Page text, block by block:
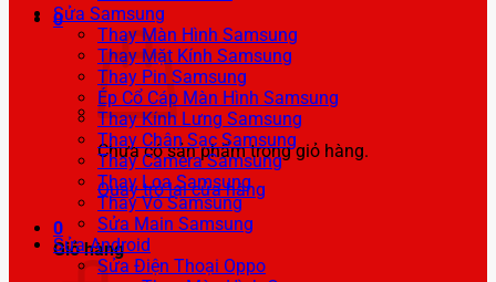
0
Chưa có sản phẩm trong giỏ hàng.
Quay trở lại cửa hàng
0
Giỏ hàng
Sửa Samsung
Thay Màn Hình Samsung
Thay Mặt Kính Samsung
Thay Pin Samsung
Ép Cổ Cáp Màn Hình Samsung
Thay Kính Lưng Samsung
Thay Chân Sạc Samsung
Thay Camera Samsung
Thay Loa Samsung
Thay Vỏ Samsung
Sửa Main Samsung
Sửa Android
Sửa Điện Thoại Oppo